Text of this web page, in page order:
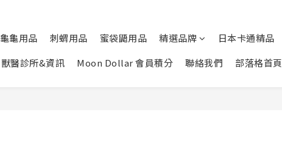
龜龜用品 刺蝟用品 蜜袋鼯用品 精選品牌
日本卡通精品
獸醫診所&資訊 Moon Dollar 會員積分 聯絡我們 部落格首頁